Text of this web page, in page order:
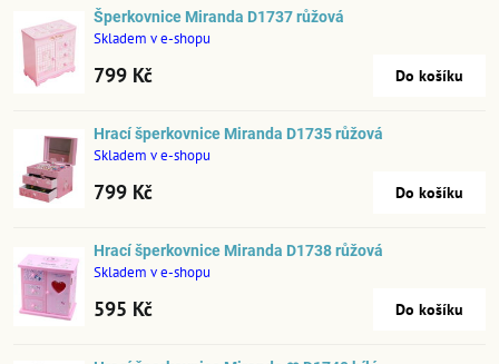
Šperkovnice Miranda D1737 růžová
Skladem v e-shopu
799 Kč Do košíku
Hrací šperkovnice Miranda D1735 růžová
Skladem v e-shopu
799 Kč Do košíku
Hrací šperkovnice Miranda D1738 růžová
Skladem v e-shopu
595 Kč Do košíku